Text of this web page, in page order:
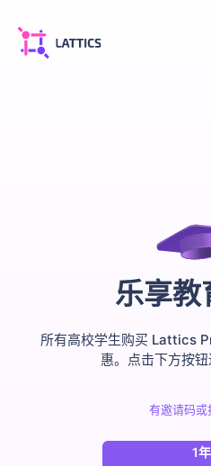
乐享教
所有高校学生购买 Lattics
惠。点击下方按
有邀请码或
1年